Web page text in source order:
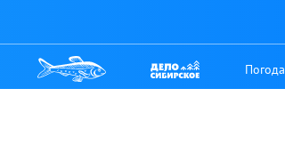
Погода